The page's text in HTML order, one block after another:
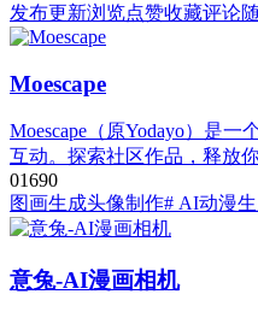
发布更新浏览点赞收藏评论
Moescape
Moescape（原Yodayo）是
互动。探索社区作品，释放
01690
图画生成头像制作# AI动漫
意兔-AI漫画相机